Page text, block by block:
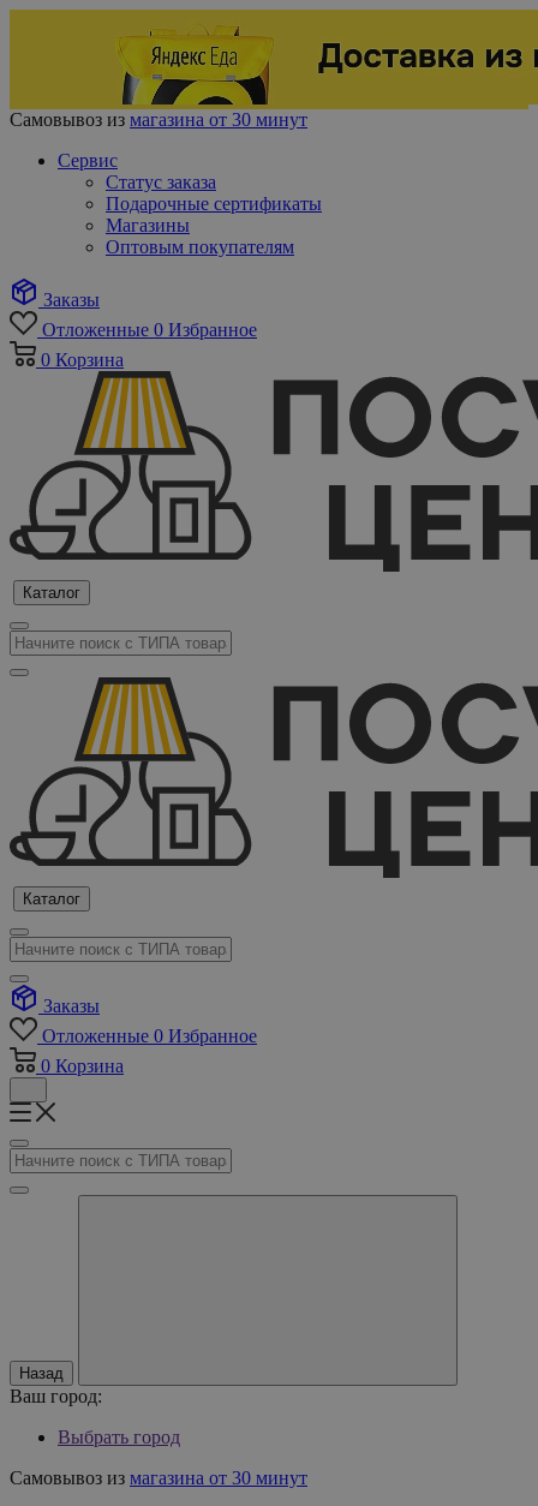
Самовывоз из магазина от 30 минут
Сервис
Статус заказа
Подарочные сертификаты
Магазины
Оптовым покупателям
Заказы
Отложенные 0 Избранное
0 Корзина
Каталог
Каталог
Заказы
Отложенные 0 Избранное
0 Корзина
Назад
Ваш город:
Выбрать город
Самовывоз из магазина от 30 минут